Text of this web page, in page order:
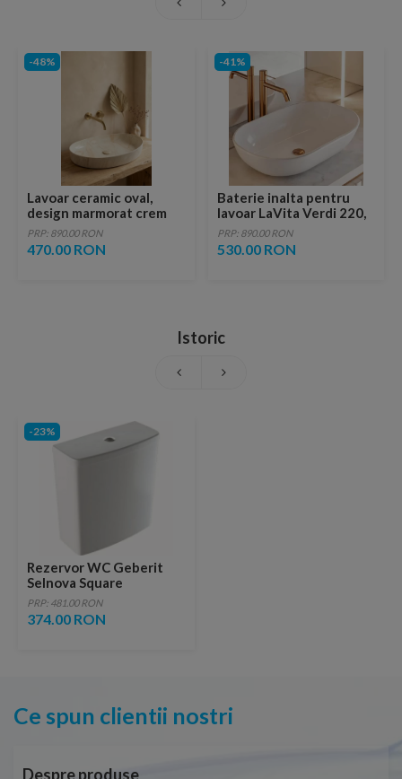
-48%
Lavoar ceramic oval,
design marmorat crem
lucios cu vene aurii,
ventil inclus
PRP: 890.00 RON
470.00 RON
-41%
Baterie inalta pentru
lavoar LaVita Verdi 220,
fara ventil, brushed
copper
PRP: 890.00 RON
530.00 RON
Istoric
-23%
Rezervor WC Geberit
Selnova Square
alimentare laterala
36,8x16xH38,6 cm
PRP: 481.00 RON
374.00 RON
Ce spun clientii nostri
Despre produse